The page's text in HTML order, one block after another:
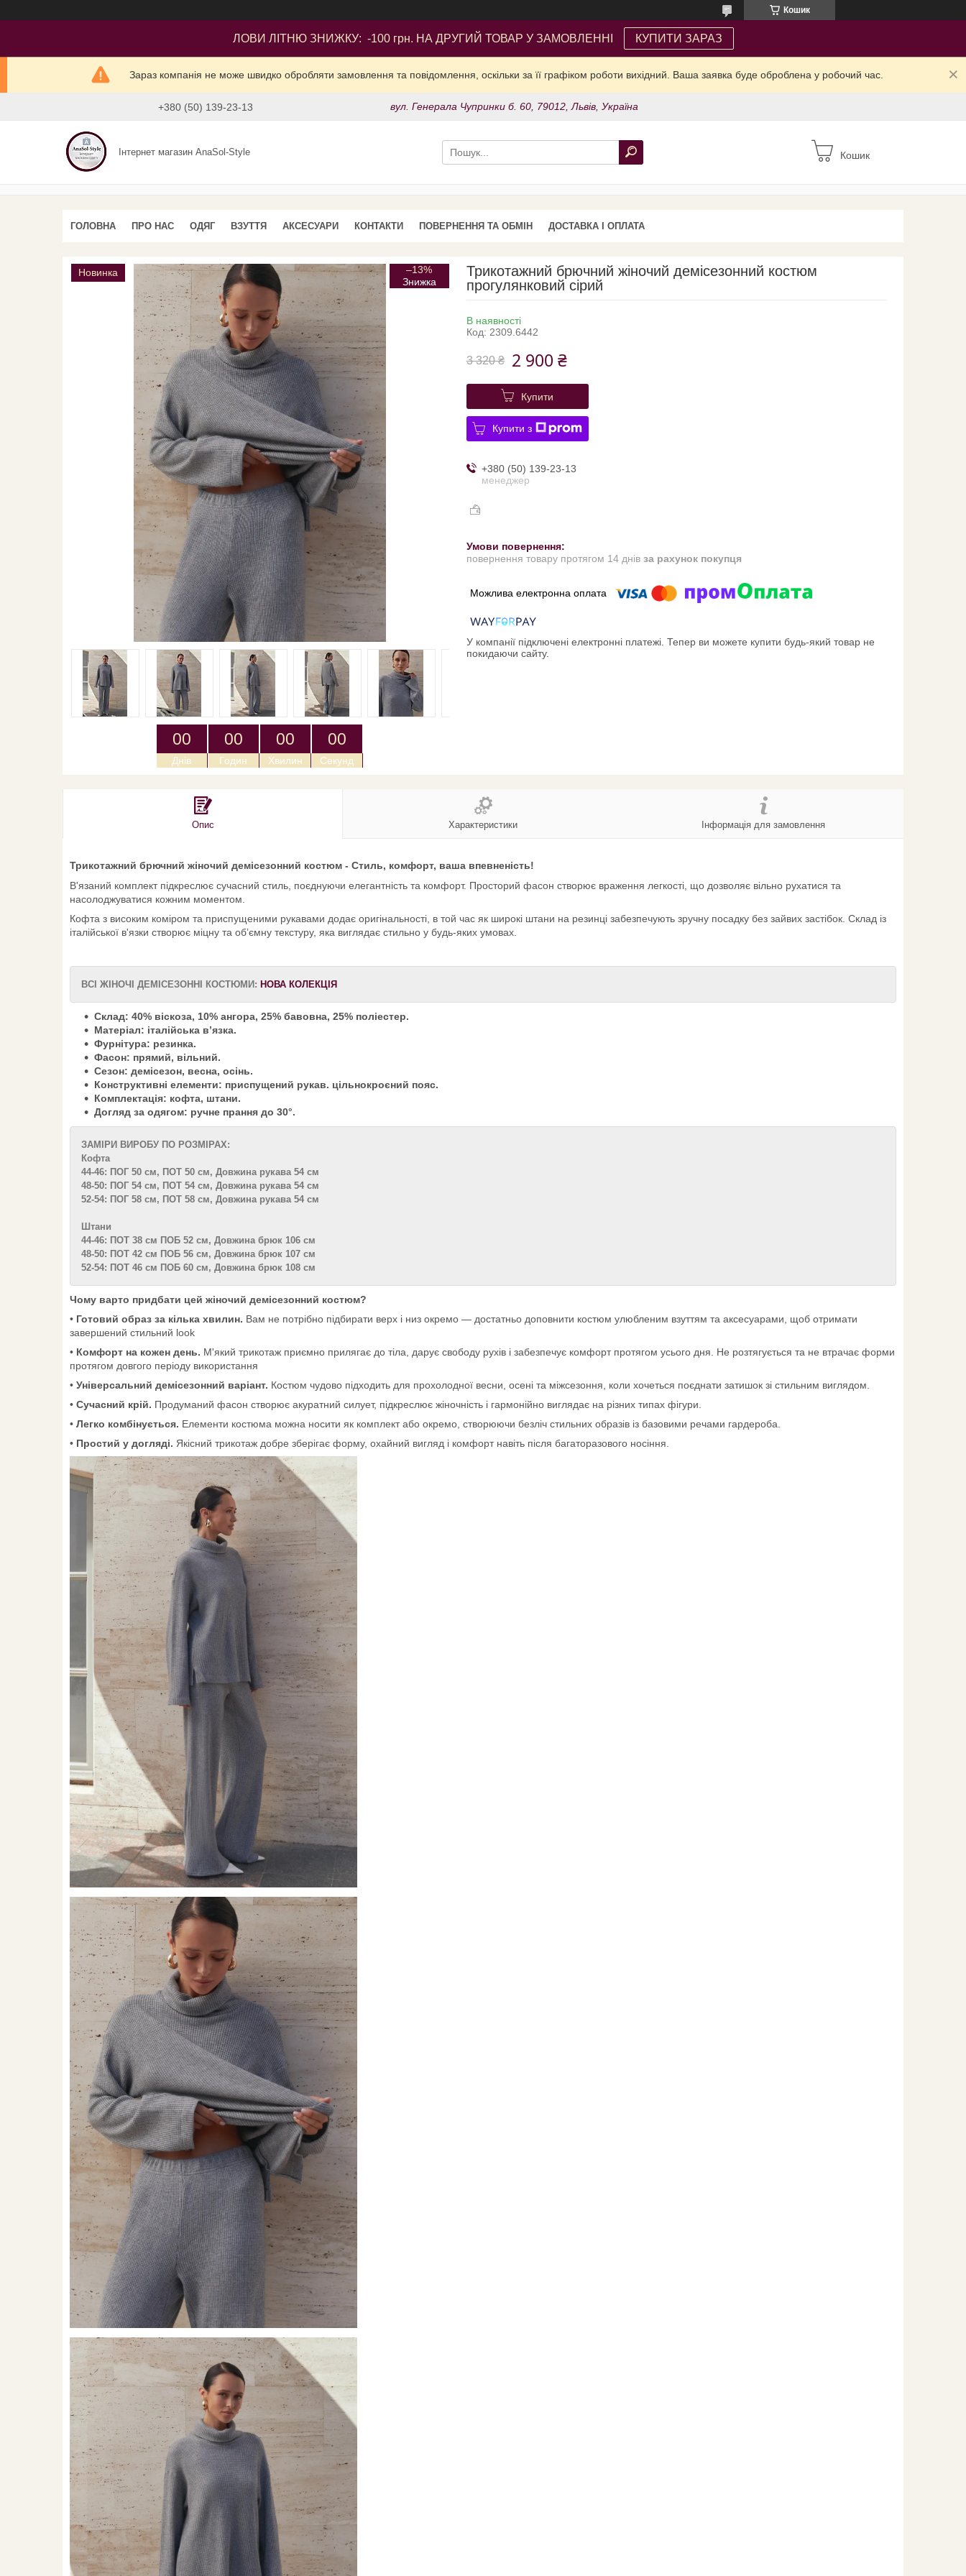
Кошик
ЛОВИ ЛІТНЮ ЗНИЖКУ: -100 грн. НА ДРУГИЙ ТОВАР У ЗАМОВЛЕННІ КУПИТИ ЗАРАЗ
Зараз компанія не може швидко обробляти замовлення та повідомлення, оскільки за її графіком роботи вихідний. Ваша заявка буде оброблена у робочий час.
+380 (50) 139-23-13 вул. Генерала Чупринки б. 60, 79012, Львів, Україна
Інтернет магазин AnaSol-Style Кошик
ГОЛОВНА ПРО НАС ОДЯГ ВЗУТТЯ АКСЕСУАРИ КОНТАКТИ ПОВЕРНЕННЯ ТА ОБМІН ДОСТАВКА І ОПЛАТА
Новинка –13%
00
Днів
00
Годин
00
Хвилин
00
Секунд
Трикотажний брючний жіночий демісезонний костюм
прогулянковий сірий
В наявності
Код: 2309.6442
3 320 ₴ 2 900 ₴
Купити
Купити з
+380 (50) 139-23-13
менеджер
повернення товару протягом 14 днів за рахунок покупця
У компанії підключені електронні платежі. Тепер ви можете купити будь-який товар не
покидаючи сайту.
Опис Характеристики Інформація для замовлення
Трикотажний брючний жіночий демісезонний костюм - Стиль, комфорт, ваша впевненість!
В'язаний комплект підкреслює сучасний стиль, поєднуючи елегантність та комфорт. Просторий фасон створює враження легкості, що дозволяє вільно рухатися та
насолоджуватися кожним моментом.
Кофта з високим коміром та приспущеними рукавами додає оригінальності, в той час як широкі штани на резинці забезпечують зручну посадку без зайвих застібок. Склад із
італійської в'язки створює міцну та об’ємну текстуру, яка виглядає стильно у будь-яких умовах.
ВСІ ЖІНОЧІ ДЕМІСЕЗОННІ КОСТЮМИ: НОВА КОЛЕКЦІЯ
Склад: 40% віскоза, 10% ангора, 25% бавовна, 25% поліестер.
Матеріал: італійська вʼязка.
Фурнітура: резинка.
Фасон: прямий, вільний.
Сезон: демісезон, весна, осінь.
Конструктивні елементи: приспущений рукав. цільнокроєний пояс.
Комплектація: кофта, штани.
Догляд за одягом: ручне прання до 30°.
ЗАМІРИ ВИРОБУ ПО РОЗМІРАХ:
Кофта
44-46: ПОГ 50 см, ПОТ 50 см, Довжина рукава 54 см
48-50: ПОГ 54 см, ПОТ 54 см, Довжина рукава 54 см
52-54: ПОГ 58 см, ПОТ 58 см, Довжина рукава 54 см
Штани
44-46: ПОТ 38 см ПОБ 52 см, Довжина брюк 106 см
48-50: ПОТ 42 см ПОБ 56 см, Довжина брюк 107 см
52-54: ПОТ 46 см ПОБ 60 см, Довжина брюк 108 см
Чому варто придбати цей жіночий демісезонний костюм?
• Готовий образ за кілька хвилин. Вам не потрібно підбирати верх і низ окремо — достатньо доповнити костюм улюбленим взуттям та аксесуарами, щоб отримати
завершений стильний look
• Комфорт на кожен день. М'який трикотаж приємно прилягає до тіла, дарує свободу рухів і забезпечує комфорт протягом усього дня. Не розтягується та не втрачає форми
протягом довгого періоду використання
• Універсальний демісезонний варіант. Костюм чудово підходить для прохолодної весни, осені та міжсезоння, коли хочеться поєднати затишок зі стильним виглядом.
• Сучасний крій. Продуманий фасон створює акуратний силует, підкреслює жіночність і гармонійно виглядає на різних типах фігури.
• Легко комбінується. Елементи костюма можна носити як комплект або окремо, створюючи безліч стильних образів із базовими речами гардероба.
• Простий у догляді. Якісний трикотаж добре зберігає форму, охайний вигляд і комфорт навіть після багаторазового носіння.